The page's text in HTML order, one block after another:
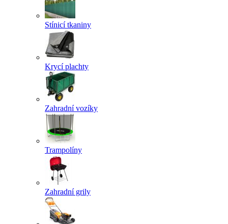
Stínicí tkaniny
Krycí plachty
Zahradní vozíky
Trampolíny
Zahradní grily